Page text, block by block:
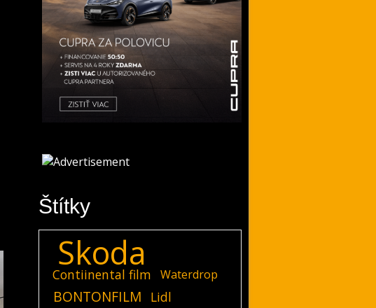
Štítky
Skoda
Contiinental film Waterdrop
BONTONFILM Lidl